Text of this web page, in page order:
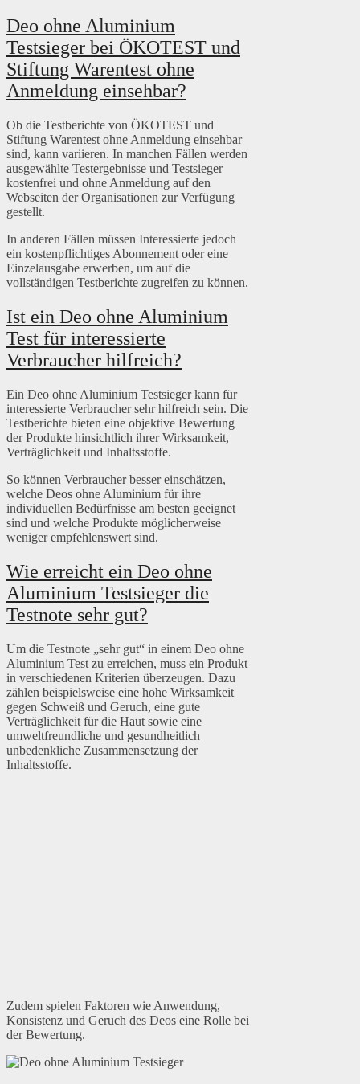
Deo ohne Aluminium
Testsieger bei ÖKOTEST und
Stiftung Warentest ohne
Anmeldung einsehbar?
Ob die Testberichte von ÖKOTEST und
Stiftung Warentest ohne Anmeldung einsehbar
sind, kann variieren. In manchen Fällen werden
ausgewählte Testergebnisse und Testsieger
kostenfrei und ohne Anmeldung auf den
Webseiten der Organisationen zur Verfügung
gestellt.
In anderen Fällen müssen Interessierte jedoch
ein kostenpflichtiges Abonnement oder eine
Einzelausgabe erwerben, um auf die
vollständigen Testberichte zugreifen zu können.
Ist ein Deo ohne Aluminium
Test für interessierte
Verbraucher hilfreich?
Ein Deo ohne Aluminium Testsieger kann für
interessierte Verbraucher sehr hilfreich sein. Die
Testberichte bieten eine objektive Bewertung
der Produkte hinsichtlich ihrer Wirksamkeit,
Verträglichkeit und Inhaltsstoffe.
So können Verbraucher besser einschätzen,
welche Deos ohne Aluminium für ihre
individuellen Bedürfnisse am besten geeignet
sind und welche Produkte möglicherweise
weniger empfehlenswert sind.
Wie erreicht ein Deo ohne
Aluminium Testsieger die
Testnote sehr gut?
Um die Testnote „sehr gut“ in einem Deo ohne
Aluminium Test zu erreichen, muss ein Produkt
in verschiedenen Kriterien überzeugen. Dazu
zählen beispielsweise eine hohe Wirksamkeit
gegen Schweiß und Geruch, eine gute
Verträglichkeit für die Haut sowie eine
umweltfreundliche und gesundheitlich
unbedenkliche Zusammensetzung der
Inhaltsstoffe.
Zudem spielen Faktoren wie Anwendung,
Konsistenz und Geruch des Deos eine Rolle bei
der Bewertung.